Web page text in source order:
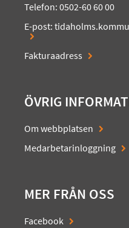
Telefon: 0502-60 60 00
E-post:
Fakturaadress
ÖVRIG
Om webbplatsen
Medarbetarinloggning
MER FRÅN OSS
Facebook